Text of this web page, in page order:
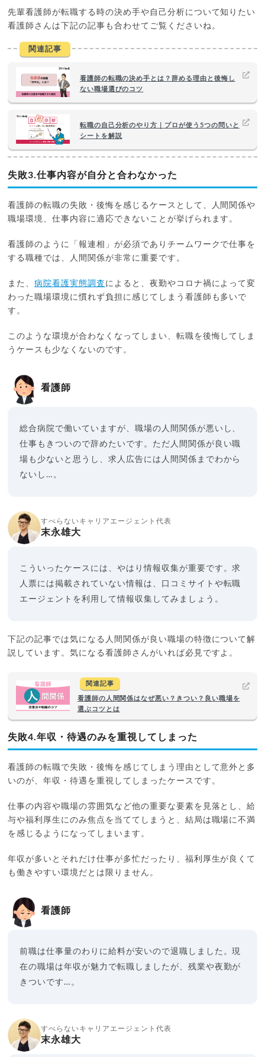
先輩看護師が転職する時の決め手や自己分析について知りたい
看護師さんは下記の記事も合わせてご覧くださいね。
関連記事
看護師の転職の決め手とは？辞める理由と後悔し
ない職場選びのコツ
転職の自己分析のやり方｜プロが使う5つの問いと
シートを解説
失敗3.仕事内容が自分と合わなかった
看護師の転職の失敗・後悔を感じるケースとして、人間関係や
職場環境、仕事内容に適応できないことが挙げられます。
看護師のように「報連相」が必須でありチームワークで仕事を
する職種では、人間関係が非常に重要です。
また、病院看護実態調査 によると、夜勤やコロナ禍によって変
わった職場環境に慣れず負担に感じてしまう看護師も多いで
す。
このような環境が合わなくなってしまい、転職を後悔してしま
うケースも少なくないのです。
看護師
総合病院で働いていますが、職場の人間関係が悪いし、
仕事もきついので辞めたいです。ただ人間関係が良い職
場も少ないと思うし、求人広告には人間関係までわから
ないし…。
すべらないキャリアエージェント代表
末永雄大
こういったケースには、やはり情報収集が重要です。求
人票には掲載されていない情報は、口コミサイトや転職
エージェントを利用して情報収集してみましょう。
下記の記事では気になる人間関係が良い職場の特徴について解
説しています。気になる看護師さんがいれば必見ですよ。
関連記事
看護師の人間関係はなぜ悪い？きつい？良い職場を
選ぶコツとは
失敗4.年収・待遇のみを重視してしまった
看護師の転職で失敗・後悔を感じてしまう理由として意外と多
いのが、年収・待遇を重視してしまったケースです。
仕事の内容や職場の雰囲気など他の重要な要素を見落とし、給
与や福利厚生にのみ焦点を当ててしまうと、結局は職場に不満
を感じるようになってしまいます。
年収が多いとそれだけ仕事が多忙だったり、福利厚生が良くて
も働きやすい環境だとは限りません。
看護師
前職は仕事量のわりに給料が安いので退職しました。現
在の職場は年収が魅力で転職しましたが、残業や夜勤が
きついです…。
すべらないキャリアエージェント代表
末永雄大